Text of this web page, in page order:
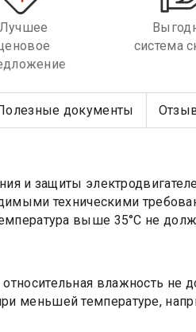
Лучшее
система
документы
и защиты
техническими
выше 35°С не
влажность
меньшей температуре,